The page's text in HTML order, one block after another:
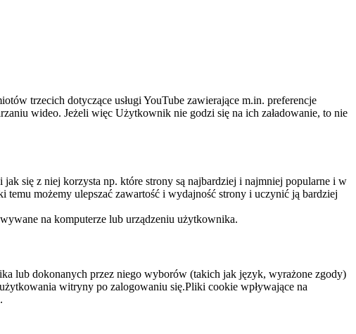
trzecich dotyczące usługi YouTube zawierające m.in. preferencje
wideo. Jeżeli więc Użytkownik nie godzi się na ich załadowanie, to nie
się z niej korzysta np. które strony są najbardziej i najmniej popularne i w
możemy ulepszać zawartość i wydajność strony i uczynić ją bardziej
na komputerze lub urządzeniu użytkownika.
lub dokonanych przez niego wyborów (takich jak język, wyrażone zgody)
witryny po zalogowaniu się.Pliki cookie wpływające na